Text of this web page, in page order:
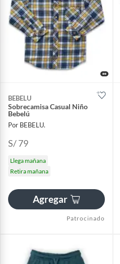
BEBELU
Sobrecamisa Casual Niño
Bebelú
Por BEBELU.
S/ 79
Llega mañana
Retira mañana
Agregar
Patrocinado